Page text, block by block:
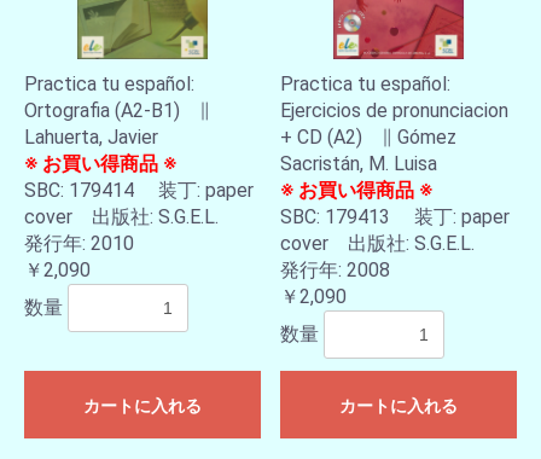
Practica tu español:
Ortografia (A2-B1) ∥
Lahuerta, Javier
※ お買い得商品 ※
SBC: 179414 装丁: paper
cover 出版社: S.G.E.L.
発行年: 2010
￥2,090
数量
カートに入れる
Practica tu español:
Ejercicios de pronunciacion
+ CD (A2) ∥ Gómez
Sacristán, M. Luisa
※ お買い得商品 ※
SBC: 179413 装丁: paper
cover 出版社: S.G.E.L.
発行年: 2008
￥2,090
数量
カートに入れる